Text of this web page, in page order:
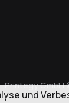
Printegy GmbH
und